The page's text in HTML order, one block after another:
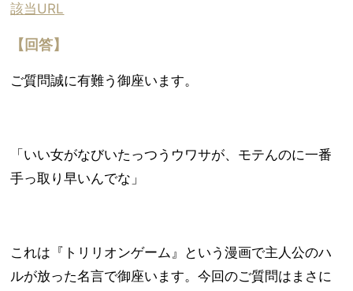
該当URL
【回答】
ご質問誠に有難う御座います。
「いい女がなびいたっつうウワサが、モテんのに一番
手っ取り早いんでな」
これは『トリリオンゲーム』という漫画で主人公のハ
ルが放った名言で御座います。今回のご質問はまさに